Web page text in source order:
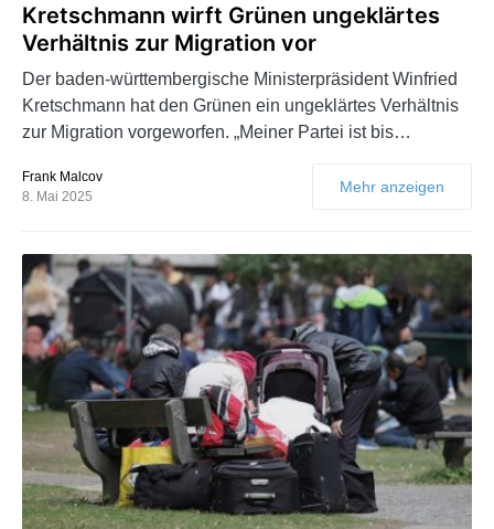
Kretschmann wirft Grünen ungeklärtes
Verhältnis zur Migration vor
Der baden-württembergische Ministerpräsident Winfried
Kretschmann hat den Grünen ein ungeklärtes Verhältnis
zur Migration vorgeworfen. „Meiner Partei ist bis…
Frank Malcov
8. Mai 2025
Mehr anzeigen